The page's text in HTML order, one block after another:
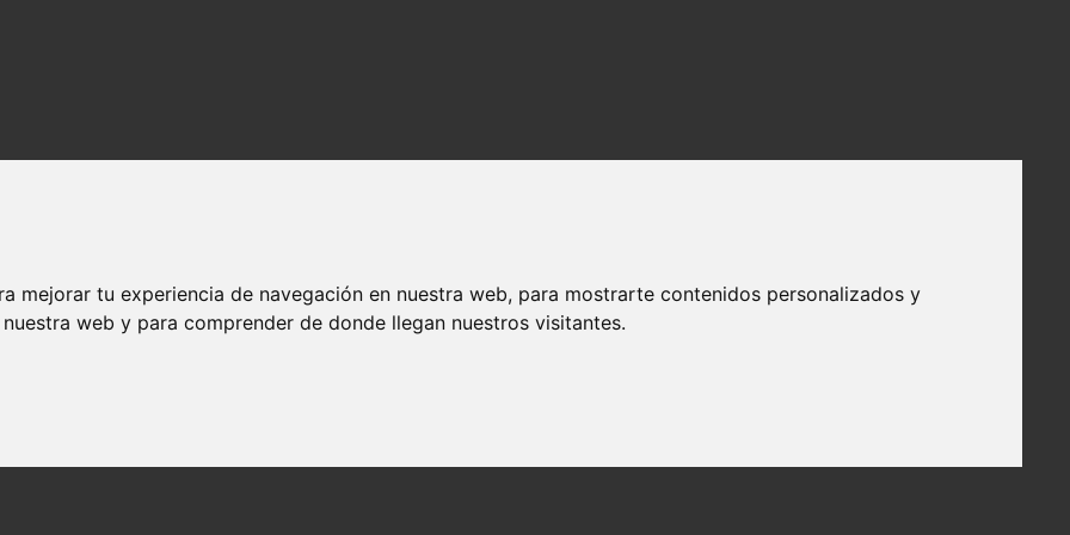
mejorar tu experiencia de navegación en nuestra web, para mostrarte contenidos personalizados y
web y para comprender de donde llegan nuestros visitantes.